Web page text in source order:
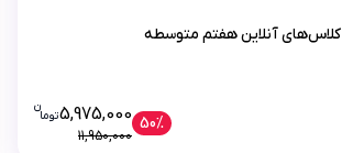
کلاس‌های آنلاین هفتم متوسطه
50%
5,975,000توما
ن
قیمت فعلی کلاس‌های آنلاین هفتم متوسطه
11,950,000